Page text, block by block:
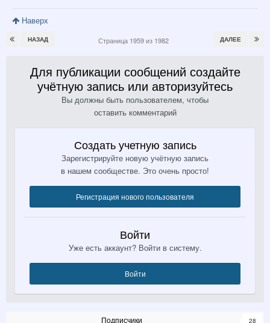
Наверх
НАЗАД ДАЛЕЕ
Страница 1959 из 1982
Для публикации сообщений создайте
учётную запись или авторизуйтесь
Вы должны быть пользователем, чтобы
оставить комментарий
Создать учетную запись
Зарегистрируйте новую учётную запись
в нашем сообществе. Это очень просто!
Регистрация нового пользователя
Войти
Уже есть аккаунт? Войти в систему.
Войти
Подписчики 28